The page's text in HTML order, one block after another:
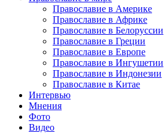
Православие в Америке
Православие в Африке
Православие в Белоруссии
Православие в Греции
Православие в Европе
Православие в Ингушетии
Православие в Индонезии
Православие в Китае
Интервью
Мнения
Фото
Видео